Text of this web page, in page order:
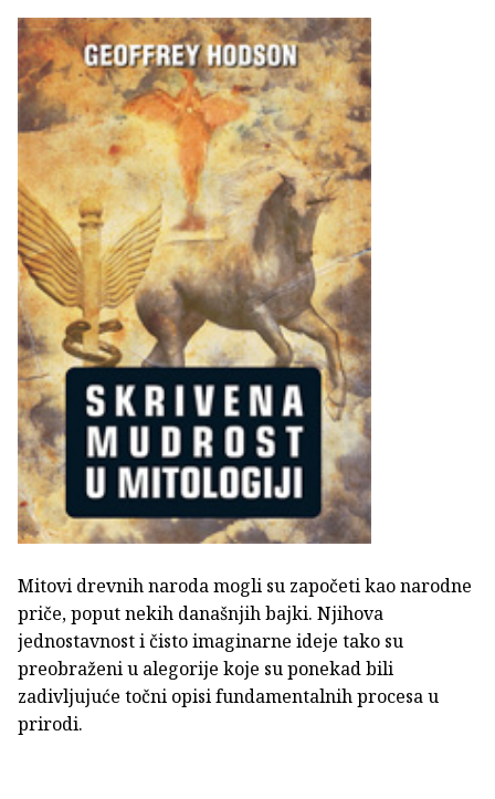
Mitovi drevnih naroda mogli su započeti kao narodne
priče, poput nekih današnjih bajki. Njihova
jednostavnost i čisto imaginarne ideje tako su
preobraženi u alegorije koje su ponekad bili
zadivljujuće točni opisi fundamentalnih procesa u
prirodi.